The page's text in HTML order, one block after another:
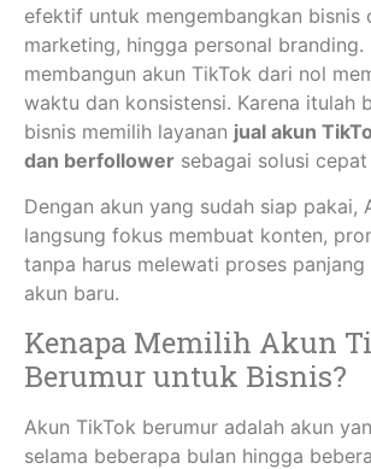
efektif untuk mengembangkan bisnis
marketing, hingga personal branding.
membangun akun TikTok dari nol
waktu dan konsistensi. Karena itulah
bisnis memilih layanan jual akun
dan berfollower sebagai solusi
Dengan akun yang sudah siap pakai,
langsung fokus membuat konten,
tanpa harus melewati proses panjang
akun baru.
Kenapa Memilih Akun
Berumur untuk Bisnis?
Akun TikTok berumur adalah akun
selama beberapa bulan hingga